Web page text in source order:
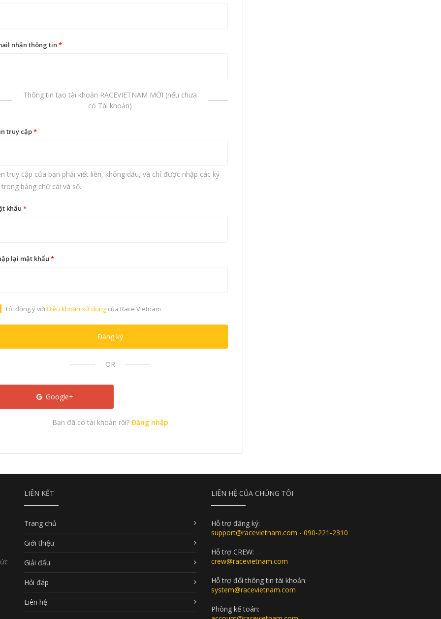
nhận thông tin *
Thông tin tạo tài khoản RACEVIETNAM MỚI (nếu chưa
có Tài khoản)
truy cập*
truy cập của bạn phải viết liền, không dấu, và chỉ được nhập các ký
bảng chữ cái và số.
khẩu *
lại mật khẩu *
Tôi đồng ý với Điều khoản sử dụngcủa Race Vietnam
Đăng ký
OR
Google+
Bạn đã có tài khoản rồi? Đăng nhập
LIÊN KẾT
Trang chủ
Giới thiệu
Giải đấu
Hỏi đáp
Liên hệ
LIÊN HỆ CỦA CHÚNG TÔI
Hỗ trợ đăng ký:
support@racevietnam.com - 090-221-2310
Hỗ trợ CREW:
crew@racevietnam.com
Hỗ trợ đổi thông tin tài khoản:
system@racevietnam.com
Phòng kế toán: